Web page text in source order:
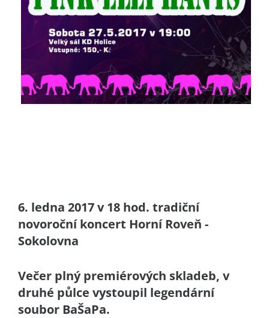
6. ledna 2017 v 18 hod. tradiční
novoroční koncert Horní Roveň -
Sokolovna
Večer plný premiérových skladeb, v
druhé půlce vystoupil legendární
soubor BaŠaPa.